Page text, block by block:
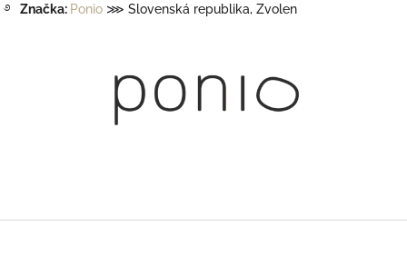
࿔ Značka: Ponio ⋙ Slovenská republika, Zvolen